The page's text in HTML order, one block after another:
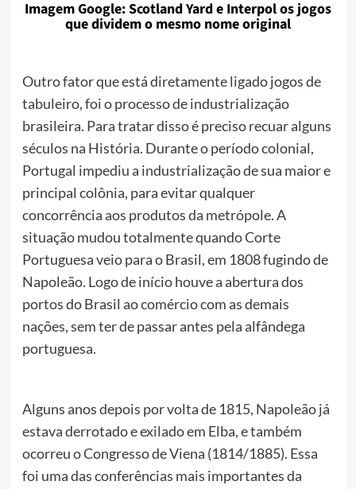
Imagem Google: Scotland Yard e Interpol os jogos
que dividem o mesmo nome original
Outro fator que está diretamente ligado jogos de
tabuleiro, foi o processo de industrialização
brasileira. Para tratar disso é preciso recuar alguns
séculos na História. Durante o período colonial,
Portugal impediu a industrialização de sua maior e
principal colônia, para evitar qualquer
concorrência aos produtos da metrópole. A
situação mudou totalmente quando Corte
Portuguesa veio para o Brasil, em 1808 fugindo de
Napoleão. Logo de início houve a abertura dos
portos do Brasil ao comércio com as demais
nações, sem ter de passar antes pela alfândega
portuguesa.
Alguns anos depois por volta de 1815, Napoleão já
estava derrotado e exilado em Elba, e também
ocorreu o Congresso de Viena (1814/1885). Essa
foi uma das conferências mais importantes da